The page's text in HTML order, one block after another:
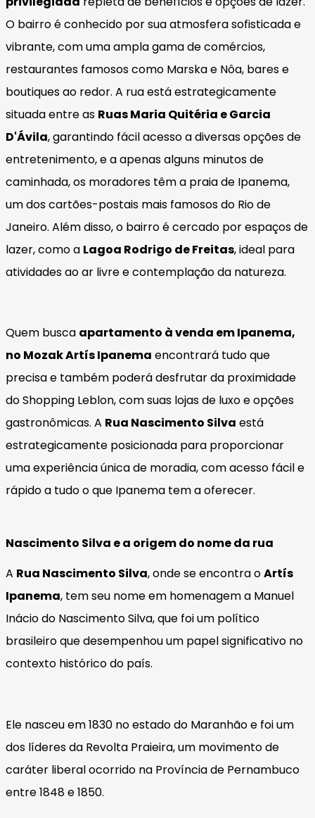
O bairro é conhecido por sua atmosfera sofisticada e
vibrante, com uma ampla gama de comércios,
restaurantes famosos como Marska e Nôa, bares e
boutiques ao redor. A rua está estrategicamente
situada entre as Ruas Maria Quitéria e Garcia
D'Ávila, garantindo fácil acesso a diversas opções de
entretenimento, e a apenas alguns minutos de
caminhada, os moradores têm a praia de Ipanema,
um dos cartões-postais mais famosos do Rio de
Janeiro. Além disso, o bairro é cercado por espaços de
lazer, como a Lagoa Rodrigo de Freitas, ideal para
atividades ao ar livre e contemplação da natureza.
Quem busca apartamento à venda em Ipanema,
no Mozak Artís Ipanema encontrará tudo que
precisa e também poderá desfrutar da proximidade
do Shopping Leblon, com suas lojas de luxo e opções
gastronômicas. A Rua Nascimento Silva está
estrategicamente posicionada para proporcionar
uma experiência única de moradia, com acesso fácil e
rápido a tudo o que Ipanema tem a oferecer.
Nascimento Silva e a origem do nome da rua
A Rua Nascimento Silva, onde se encontra oArtís
Ipanema, tem seu nome em homenagem a Manuel
Inácio do Nascimento Silva, que foi um político
brasileiro que desempenhou um papel significativo no
contexto histórico do país.
Ele nasceu em 1830 no estado do Maranhão e foi um
dos líderes da Revolta Praieira, um movimento de
caráter liberal ocorrido na Província de Pernambuco
entre 1848 e 1850.